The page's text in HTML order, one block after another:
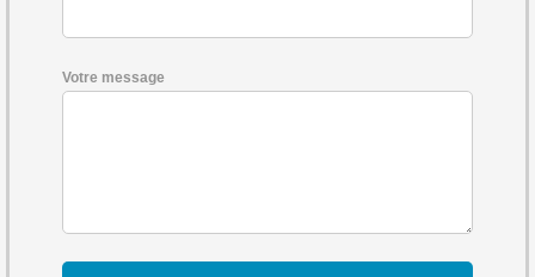
Votre message